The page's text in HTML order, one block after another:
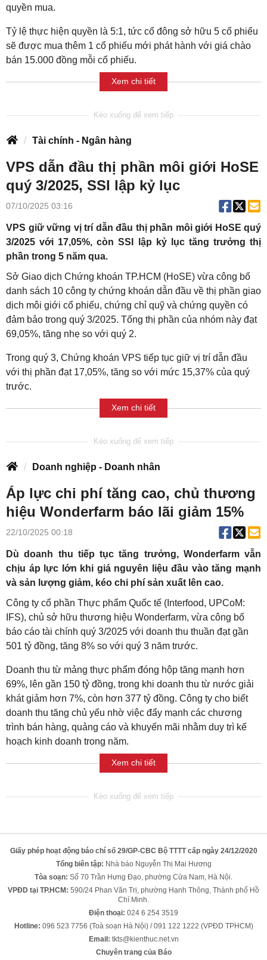
quyền mua.
Tỷ lệ thực hiện quyền là 5:1, tức cổ đông sở hữu 5 cổ phiếu
sẽ được mua thêm 1 cổ phiếu mới phát hành với giá chào
bán 15.000 đồng mỗi cổ phiếu.
Xem chi tiết
Tài chính - Ngân hàng
VPS dẫn đầu thị phần môi giới HoSE
quý 3/2025, SSI lập kỷ lục
07/10/2025 03:16
VPS giữ vững vị trí dẫn đầu thị phần môi giới HoSE quý
3/2025 với 17,05%, còn SSI lập kỷ lục tăng trưởng thị
phần trong 5 năm qua.
Sở Giao dịch Chứng khoán TP.HCM (HoSE) vừa công bố
danh sách 10 công ty chứng khoán dẫn đầu về thị phần giao
dịch môi giới cổ phiếu, chứng chỉ quỹ và chứng quyền có
đảm bảo trong quý 3/2025. Tổng thị phần của nhóm này đạt
69,05%, tăng nhẹ so với quý 2.
Trong quý 3, Chứng khoán VPS tiếp tục giữ vị trí dẫn đầu
với thị phần đạt 17,05%, tăng so với mức 15,37% của quý
trước.
Xem chi tiết
Doanh nghiệp - Doanh nhân
Áp lực chi phí tăng cao, chủ thương
hiệu Wonderfarm báo lãi giảm 15%
22/10/2025 00:18
Dù doanh thu tiếp tục tăng trưởng, Wonderfarm vẫn
chịu áp lực lớn khi giá nguyên liệu đầu vào tăng mạnh
và sản lượng giảm, kéo chi phí sản xuất lên cao.
Công ty cổ phần Thực phẩm Quốc tế (Interfood, UPCoM:
IFS), chủ sở hữu thương hiệu Wonderfarm, vừa công bố
báo cáo tài chính quý 3/2025 với doanh thu thuần đạt gần
501 tỷ đồng, tăng 8% so với quý 3 năm trước.
Doanh thu từ mảng thực phẩm đóng hộp tăng mạnh hơn
69%, lên gần 150 tỷ đồng, trong khi doanh thu từ nước giải
khát giảm hơn 7%, còn hơn 377 tỷ đồng. Công ty cho biết
doanh thu tăng chủ yếu nhờ việc đẩy mạnh các chương
trình bán hàng, quảng cáo và khuyến mãi nhằm duy trì kế
hoạch kinh doanh trong năm.
Xem chi tiết
Giấy phép hoạt động báo chí số 29/GP-CBC Bộ TTTT cấp ngày 24/12/2020
Tổng biên tập: Nhà báo Nguyễn Thị Mai Hương
Tòa soạn: Số 70 Trần Hưng Đạo, phường Cửa Nam, Hà Nội.
VPĐD tại TP.HCM: 590/24 Phan Văn Trị, phường Hạnh Thông, Thành phố Hồ
Chí Minh.
Điện thoại: 024 6 254 3519
Hotline: 096 523 7756 (Toà soạn Hà Nội) / 091 122 1222 (VPĐD TPHCM)
Email: tkts@kienthuc.net.vn
Chuyên trang của Báo